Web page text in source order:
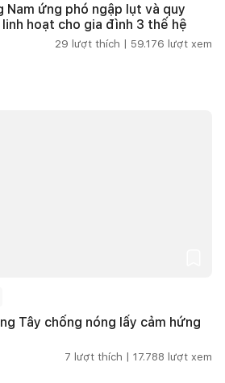
Nam ứng phó ngập lụt và quy
hoạt cho gia đình 3 thế hệ
29 lượt thích | 59.176 lượt xem
Tây chống nóng lấy cảm hứng
7 lượt thích | 17.788 lượt xem